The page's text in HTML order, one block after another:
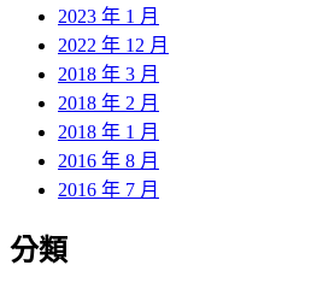
2023 年 1 月
2022 年 12 月
2018 年 3 月
2018 年 2 月
2018 年 1 月
2016 年 8 月
2016 年 7 月
分類